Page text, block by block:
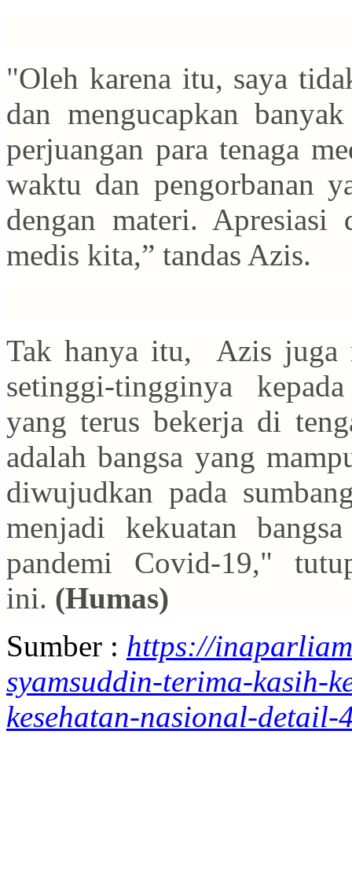
"Oleh karena itu, saya
dan mengucapkan
perjuangan para tenaga
waktu dan pengorbanan
dengan materi. Apresiasi
medis kita,” tandas Azis.
Tak hanya itu, Azis juga
setinggi-tingginya
yang terus bekerja di
adalah bangsa yang
diwujudkan pada
menjadi kekuatan
pandemi Covid-19,"
ini. (Humas)
Sumber : https://
syamsuddin-terima-kasih-
kesehatan-nasional-detail-